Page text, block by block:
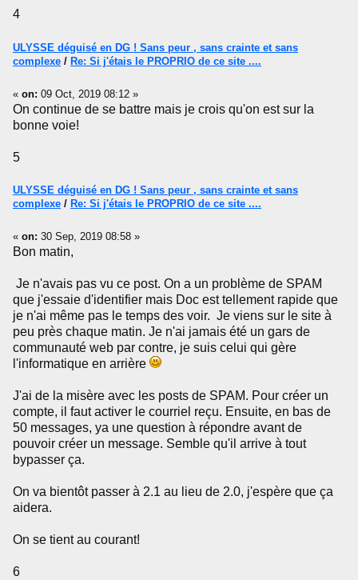
4
ULYSSE déguisé en DG ! Sans peur , sans crainte et sans
complexe / Re: Si j'étais le PROPRIO de ce site ....
« on: 09 Oct, 2019 08:12 »
On continue de se battre mais je crois qu'on est sur la
bonne voie!
5
ULYSSE déguisé en DG ! Sans peur , sans crainte et sans
complexe / Re: Si j'étais le PROPRIO de ce site ....
« on: 30 Sep, 2019 08:58 »
Bon matin,
Je n'avais pas vu ce post. On a un problème de SPAM
que j'essaie d'identifier mais Doc est tellement rapide que
je n'ai même pas le temps des voir. Je viens sur le site à
peu près chaque matin. Je n'ai jamais été un gars de
communauté web par contre, je suis celui qui gère
l'informatique en arrière
J'ai de la misère avec les posts de SPAM. Pour créer un
compte, il faut activer le courriel reçu. Ensuite, en bas de
50 messages, ya une question à répondre avant de
pouvoir créer un message. Semble qu'il arrive à tout
bypasser ça.
On va bientôt passer à 2.1 au lieu de 2.0, j'espère que ça
aidera.
On se tient au courant!
6